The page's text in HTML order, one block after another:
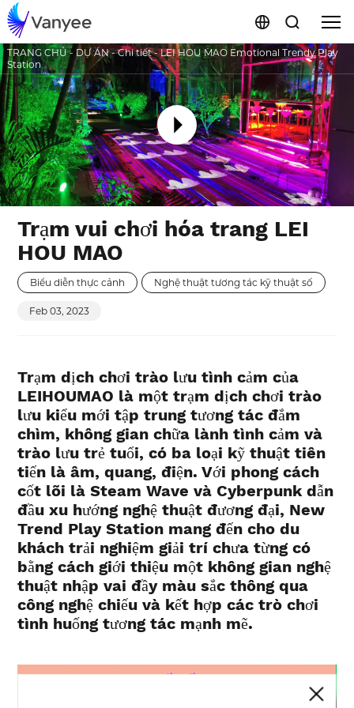
TRANG CHỦ- DỰ ÁN-Chi tiết-LEI HOU MAO Emotional Trendy Play
Station
Trạm vui chơi hóa trang LEI
HOU MAO
Biểu diễn thực cảnh Nghệ thuật tương tác kỹ thuật số
Feb 03, 2023
Trạm dịch chơi trào lưu tình cảm của
LEIHOUMAO là một trạm dịch chơi trào
lưu kiểu mới tập trung tương tác đắm
chìm, không gian chữa lành tình cảm và
trào lưu trẻ tuổi, có ba loại kỹ thuật tiên
tiến là âm, quang, điện. Với phong cách
cốt lõi là Steam Wave và Cyberpunk dẫn
đầu xu hướng nghệ thuật đương đại, New
Trend Play Station mang đến cho du
khách trải nghiệm giải trí chưa từng có
bằng cách giới thiệu một không gian nghệ
thuật nhập vai đầy màu sắc thông qua
công nghệ chiếu và kết hợp các trò chơi
tình huống tương tác mạnh mẽ.